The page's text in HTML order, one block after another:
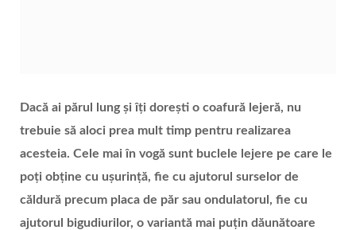
Dacă ai părul lung și îți dorești o coafură lejeră, nu
trebuie să aloci prea mult timp pentru realizarea
acesteia. Cele mai în vogă sunt buclele lejere pe care le
poți obține cu ușurință, fie cu ajutorul surselor de
căldură precum placa de păr sau ondulatorul, fie cu
ajutorul bigudiurilor, o variantă mai puțin dăunătoare